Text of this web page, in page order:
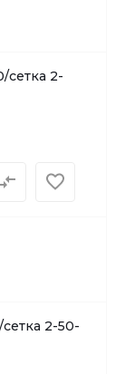
сетка 2-
2-50-